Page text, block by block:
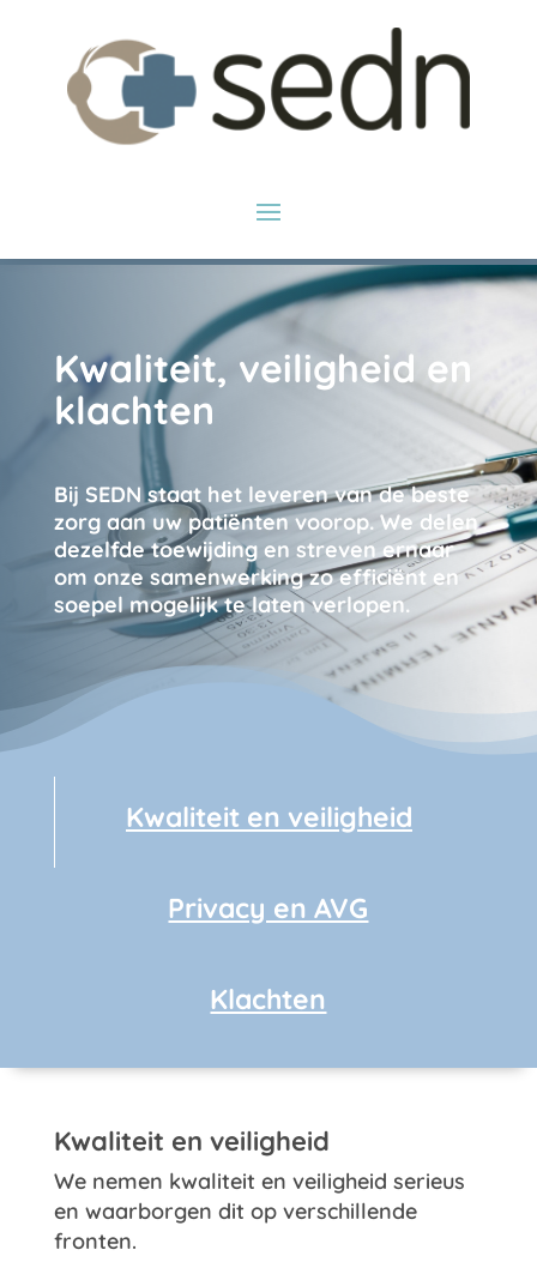
Kwaliteit, veiligheid en
klachten
Bij SEDN staat het leveren van de beste
zorg aan uw patiënten voorop. We delen
dezelfde toewijding en streven ernaar
om onze samenwerking zo efficiënt en
soepel mogelijk te laten verlopen.
Kwaliteit en veiligheid
Privacy en AVG
Klachten
Kwaliteit en veiligheid
We nemen kwaliteit en veiligheid serieus
en waarborgen dit op verschillende
fronten.